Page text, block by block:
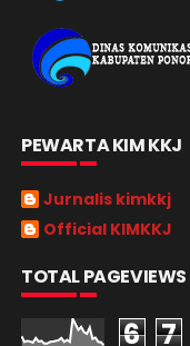
PEWARTA KIM KKJ
Jurnalis kimkkj
Official KIMKKJ
TOTAL PAGEVIEWS
6 7